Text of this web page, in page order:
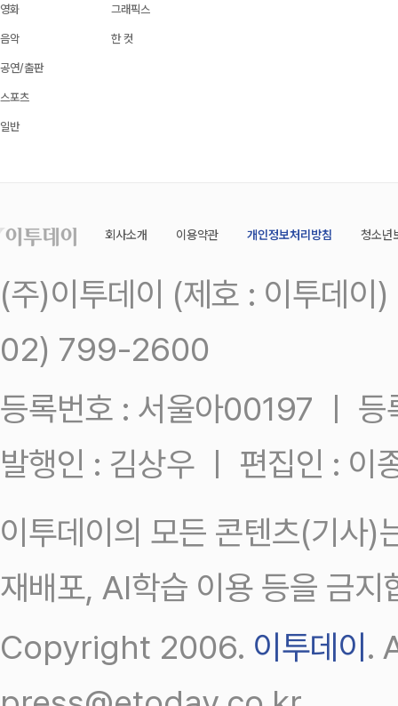
영화
음악
공연/출판
스포츠
일반
그래픽스
한 컷
회사소개 이용약관 개인정보처리방침 청소년
(주)이투데이 (제호 : 이투데
02) 799-2600
등록번호 : 서울아00197 ㅣ
발행인 : 김상우 ㅣ 편집인 : 이
이투데이의 모든 콘텐츠(기사)
재배포, AI학습 이용 등을 금지
Copyright 2006. 이투데이.